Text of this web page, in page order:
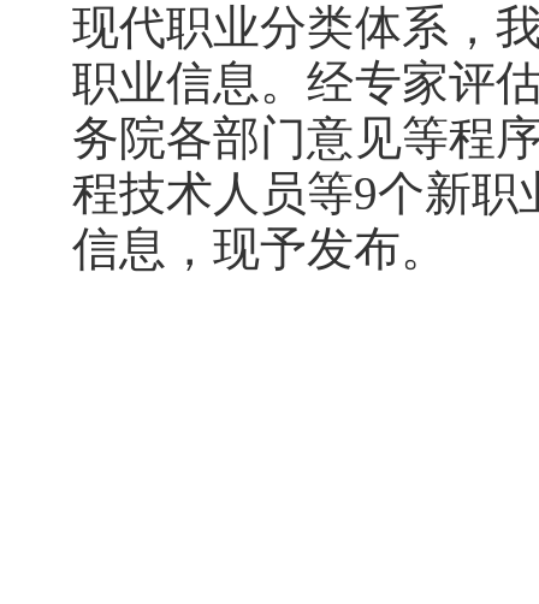
现代职业分类体系，
职业信息。经专家评
务院各部门意见等程
程技术人员等9个新
信息，现予发布。